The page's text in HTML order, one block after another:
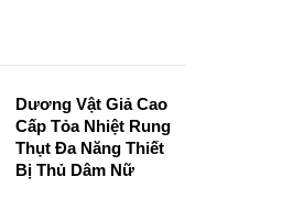
Dương Vật Giả Cao
Cấp Tỏa Nhiệt Rung
Thụt Đa Năng Thiết
Bị Thủ Dâm Nữ